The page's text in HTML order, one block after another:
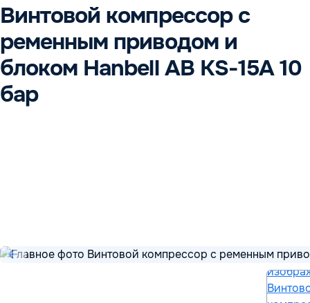
Винтовой компрессор с
ременным приводом и
блоком Hanbell AB KS-15A 10
бар